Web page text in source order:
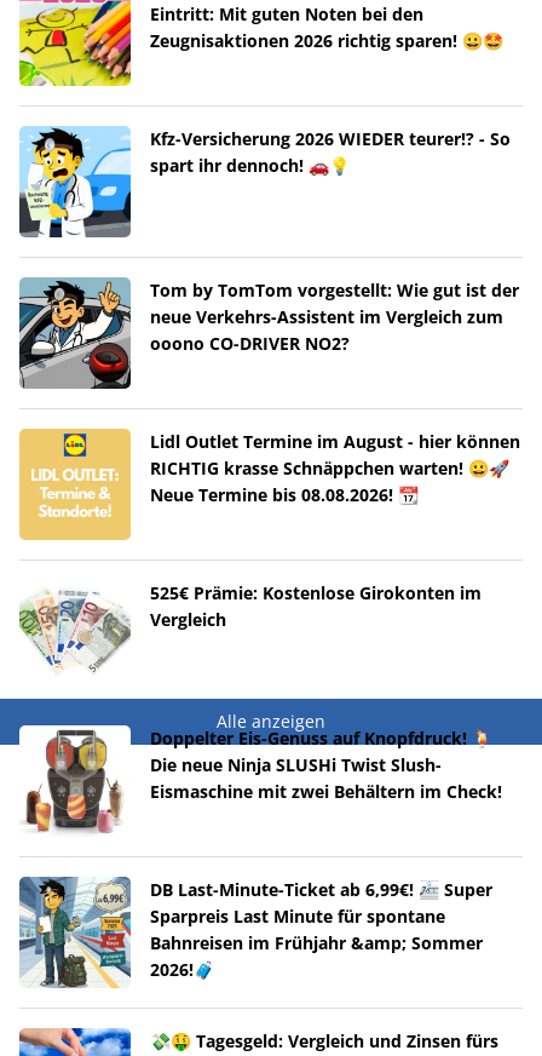
Eintritt: Mit guten Noten bei den
Zeugnisaktionen 2026 richtig sparen! 😀🤩
Kfz-Versicherung 2026 WIEDER teurer!? - So
spart ihr dennoch! 🚗💡
Tom by TomTom vorgestellt: Wie gut ist der
neue Verkehrs-Assistent im Vergleich zum
ooono CO-DRIVER NO2?
Lidl Outlet Termine im August - hier können
RICHTIG krasse Schnäppchen warten! 😀🚀
Neue Termine bis 08.08.2026! 📆
525€ Prämie: Kostenlose Girokonten im
Vergleich
Alle anzeigen
Doppelter Eis-Genuss auf Knopfdruck! 🍹
Die neue Ninja SLUSHi Twist Slush-
Eismaschine mit zwei Behältern im Check!
DB Last-Minute-Ticket ab 6,99€! 🚈 Super
Sparpreis Last Minute für spontane
Bahnreisen im Frühjahr &amp; Sommer
2026!🧳
💸🤑 Tagesgeld: Vergleich und Zinsen fürs